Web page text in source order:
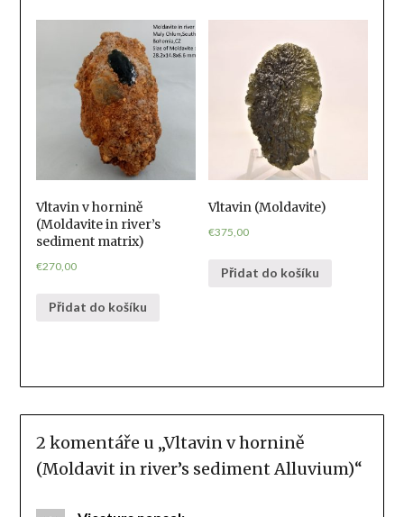
Vltavin v hornině
(Moldavite in river’s
sediment matrix)
€270,00
Přidat do košíku
Vltavin (Moldavite)
€375,00
Přidat do košíku
2 komentáře u „Vltavin v hornině
(Moldavit in river’s sediment Alluvium)“